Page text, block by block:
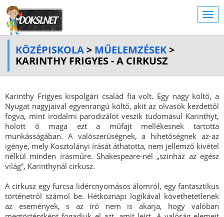
KÖZÉPISKOLA> MŰELEMZÉSEK>
KARINTHY FRIGYES - A CIRKUSZ
Karinthy Frigyes kispolgári család fia volt. Egy nagy költő, a
Nyugat nagyjaival egyenrangú költő, akit az olvasók kezdettől
fogva, mint irodalmi parodizálót veszik tudomásul Karinthyt,
holott ő maga ezt a műfajt mellékesnek tartotta
munkásságában. A valószerűségnek, a hihetőségnek az-az
igénye, mely Kosztolányi írását áthatotta, nem jellemző kivétel
nélkül minden írásműre. Shakespeare-nél „színház az egész
világ”, Karinthynál cirkusz.
A cirkusz egy furcsa lidércnyomásos álomról, egy fantasztikus
történetről számol be. Hétköznapi logikával követhetetlenek
az események, s az író nem is akarja, hogy valóban